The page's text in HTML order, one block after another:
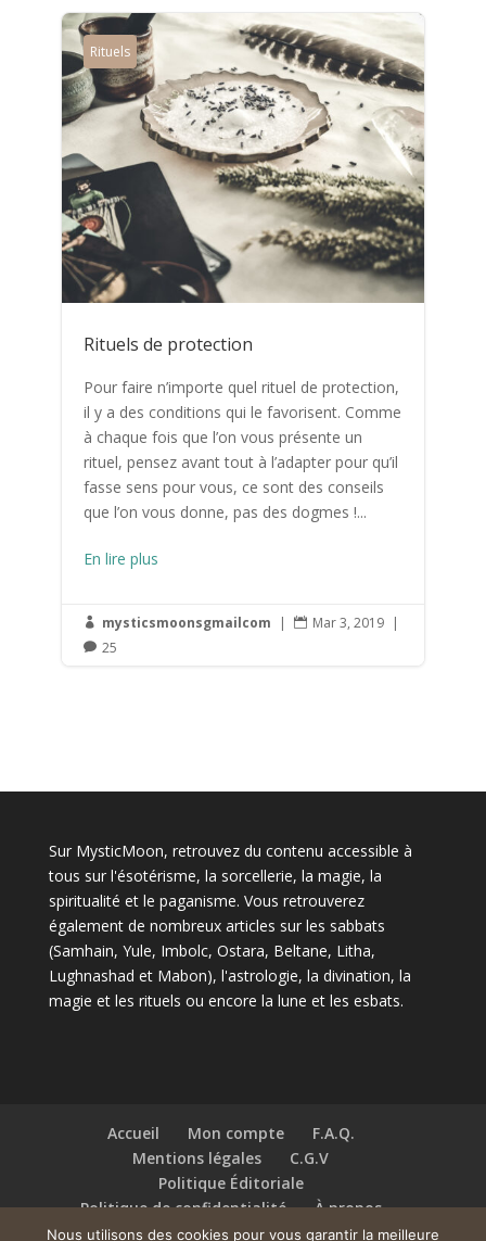
Rituels
Rituels de protection
Pour faire n’importe quel rituel de protection,
il y a des conditions qui le favorisent. Comme
à chaque fois que l’on vous présente un
rituel, pensez avant tout à l’adapter pour qu’il
fasse sens pour vous, ce sont des conseils
que l’on vous donne, pas des dogmes !...
En lire plus
 mysticsmoonsgmailcom |  Mar 3, 2019 |
 25
Sur MysticMoon, retrouvez du contenu accessible à
tous sur l'ésotérisme, la sorcellerie, la magie, la
spiritualité et le paganisme. Vous retrouverez
également de nombreux articles sur les sabbats
(Samhain, Yule, Imbolc, Ostara, Beltane, Litha,
Lughnashad et Mabon), l'astrologie, la divination, la
magie et les rituels ou encore la lune et les esbats.
Accueil Mon compte
F.A.Q.
Mentions légales
C.G.V
Politique Éditoriale
Politique de confidentialité
À propos
Contact
Nous utilisons des cookies pour vous garantir la meilleure